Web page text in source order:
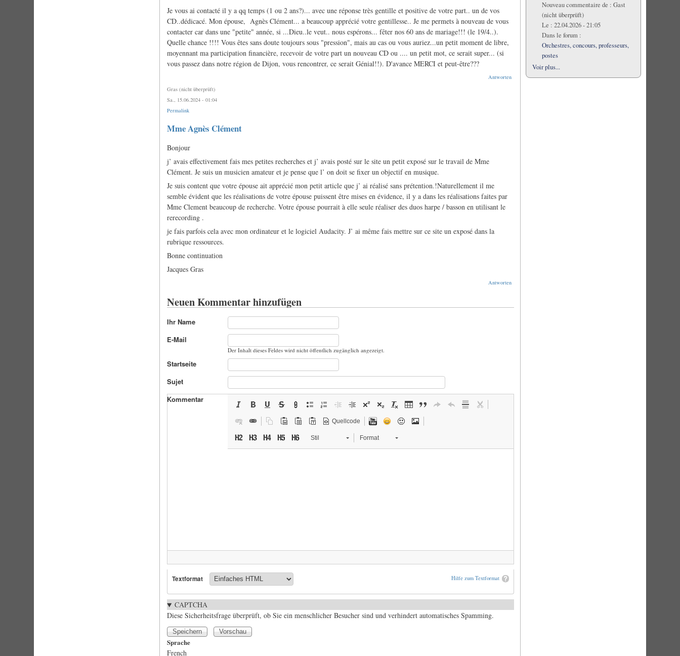
Je vous ai contacté il y a qq temps (1 ou 2 ans?)... avec une réponse très gentille et positive de votre part.. un de vos
CD..dédicacé. Mon épouse, Agnès Clément... a beaucoup apprécié votre gentillesse.. Je me permets à nouveau de vous
contacter car dans une "petite" année, si ...Dieu..le veut.. nous espérons... fêter nos 60 ans de mariage!!! (le 19/4..).
Quelle chance !!!! Vous êtes sans doute toujours sous "pression", mais au cas ou vous auriez...un petit moment de libre,
moyennant ma participation financière, recevoir de votre part un nouveau CD ou .... un petit mot, ce serait super... (si
vous passez dans notre région de Dijon, vous rencontrer, ce serait Génial!!). D'avance MERCI et peut-être???
Antworten
Gras (nicht überprüft)
Sa., 15.06.2024 - 01:04
Permalink
Mme Agnès Clément
Bonjour
j’ avais effectivement fais mes petites recherches et j’ avais posté sur le site un petit exposé sur le travail de Mme
Clément. Je suis un musicien amateur et je pense que l’ on doit se fixer un objectif en musique.
Je suis content que votre épouse ait apprécié mon petit article que j’ ai réalisé sans prétention.!Naturellement il me
semble évident que les réalisations de votre épouse puissent être mises en évidence, il y a dans les réalisations faites par
Mme Clement beaucoup de recherche. Votre épouse pourrait à elle seule réaliser des duos harpe / basson en utilisant le
rerecording .
je fais parfois cela avec mon ordinateur et le logiciel Audacity. J’ ai même fais mettre sur ce site un exposé dans la
rubrique ressources.
Bonne continuation
Jacques Gras
Antworten
Neuen Kommentar hinzufügen
Ihr Name
E-Mail
Der Inhalt dieses Feldes wird nicht öffentlich zugänglich angezeigt.
Startseite
Sujet
Kommentar
Quellcode
Stil Format
Hilfe zum Textformat
Textformat
CAPTCHA
Diese Sicherheitsfrage überprüft, ob Sie ein menschlicher Besucher sind und verhindert automatisches Spamming.
Sprache
French
Nouveau commentaire de : Gast
(nicht überprüft)
Le : 22.04.2026 - 21:05
Dans le forum :
Orchestres, concours, professeurs,
postes
Voir plus...